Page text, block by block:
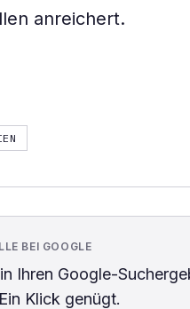
anreichert.
BEI GOOGLE
Ihren Google-
Klick genügt.